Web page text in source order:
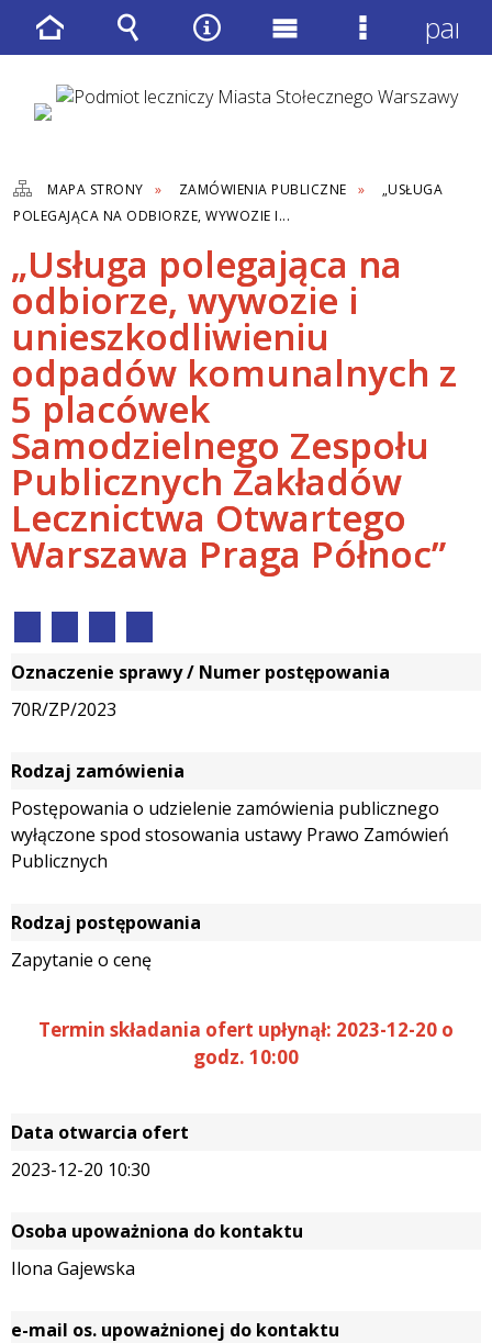
MAPA STRONY ZAMÓWIENIA PUBLICZNE
„USŁUGA
POLEGAJĄCA NA ODBIORZE, WYWOZIE I...
„Usługa polegająca na
odbiorze, wywozie i
unieszkodliwieniu
odpadów komunalnych z
5 placówek
Samodzielnego Zespołu
Publicznych Zakładów
Lecznictwa Otwartego
Warszawa Praga Północ”
Oznaczenie sprawy / Numer postępowania
70R/ZP/2023
Rodzaj zamówienia
Postępowania o udzielenie zamówienia publicznego
wyłączone spod stosowania ustawy Prawo Zamówień
Publicznych
Rodzaj postępowania
Zapytanie o cenę
Termin składania ofert upłynął: 2023-12-20 o
godz. 10:00
Data otwarcia ofert
2023-12-20 10:30
Osoba upoważniona do kontaktu
Ilona Gajewska
e-mail os. upoważnionej do kontaktu
Strona
główna
Wyszukiwarka
Narzędzia
Menu
główne
Menu
panel